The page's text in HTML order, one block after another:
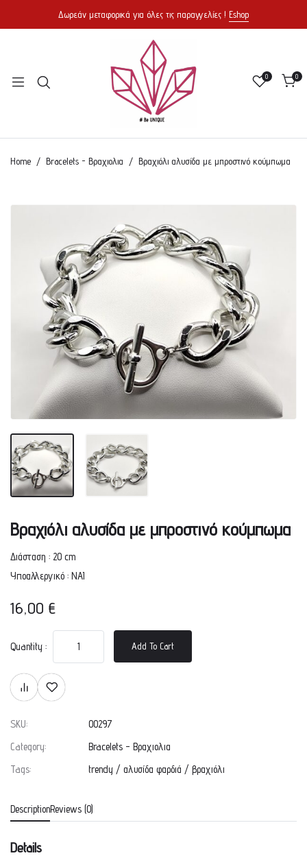
Δωρεάν μεταφορικά για όλες τις παραγγελίες ! Eshop
0 0
Home Bracelets - Βραχιολια Βραχιόλι αλυσίδα με μπροστινό κούμπωμα
Βραχιόλι αλυσίδα με μπροστινό κούμπωμα
Διάσταση : 20 cm
Υποαλλεργικό : ΝΑΙ
16,00 €
Quantity : Add To Cart
SKU:
00297
Category:
Bracelets - Βραχιολια
Tags:
trendy / αλυσίδα φαρδιά / βραχιόλι
DescriptionReviews (0)
Details